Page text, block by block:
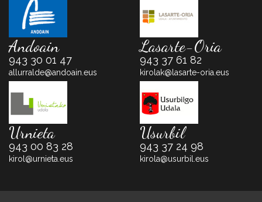
Andoain
943 30 01 47
allurralde@andoain.eus
Lasarte-Oria
943 37 61 82
kirolak@lasarte-oria.eus
Urnieta
943 00 83 28
kirol@urnieta.eus
Usurbil
943 37 24 98
kirola@usurbil.eus